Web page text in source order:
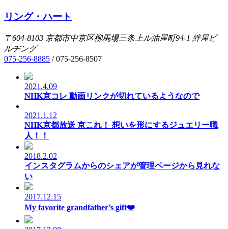
リング・ハート
〒604-8103 京都市中京区柳馬場三条上ル油屋町94-1 絆屋ビ
ルヂング
075-256-8885 /075-256-8507
2021.4.09
NHK京コレ 動画リンクが切れているようなので
2021.1.12
NHK京都放送 京これ！ 想いを形にするジュエリー職
人！！
2018.2.02
インスタグラムからのシェアが管理ページから見れな
い
2017.12.15
My favorite grandfather’s gift❤️